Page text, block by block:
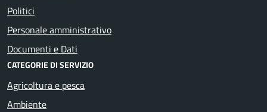
Politici
Personale amministrativo
Documenti e Dati
CATEGORIE DI SERVIZIO
Agricoltura e pesca
Ambiente